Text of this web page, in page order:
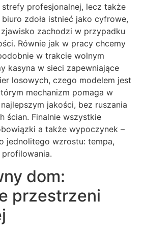
profesjonalnej, lecz także
zdoła istnieć jako cyfrowe,
zachodzi w przypadku
Równie jak w pracy chcemy
w trakcie wolnym
kasyna w sieci zapewniające
losowych, czego modelem jest
mechanizm pomaga w
jakości, bez ruszania
ścian. Finalnie wszystkie
a także wypoczynek –
jednolitego wzrostu: tempa,
dom:
przestrzeni